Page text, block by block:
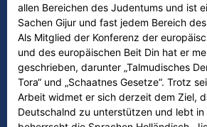
allen Bereichen des Judentums und ist
Sachen Gijur und fast jedem Bereich
Als Mitglied der Konferenz der
und des europäischen Beit Din hat er
geschrieben, darunter „Talmudisches
Tora“ und „Schaatnes Gesetze“. Trotz
Arbeit widmet er sich derzeit dem Ziel,
Deutschalnd zu unterstützen und lebt in